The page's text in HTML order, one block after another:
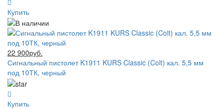
Купить
22 900руб.
Сигнальный пистолет K1911 KURS Classic (Colt) кал. 5,5 мм
под 10ТК, черный
Купить